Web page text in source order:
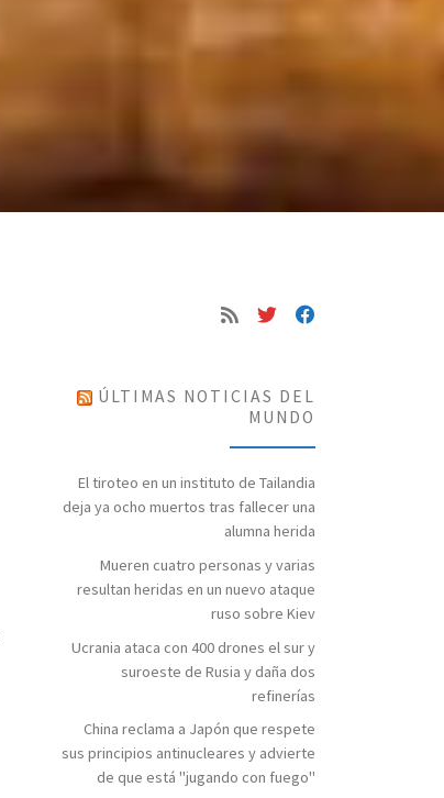
ÚLTIMAS NOTICIAS DEL
MUNDO
El tiroteo en un instituto de Tailandia
deja ya ocho muertos tras fallecer una
alumna herida
Mueren cuatro personas y varias
resultan heridas en un nuevo ataque
ruso sobre Kiev
Ucrania ataca con 400 drones el sur y
suroeste de Rusia y daña dos
refinerías
China reclama a Japón que respete
sus principios antinucleares y advierte
de que está "jugando con fuego"